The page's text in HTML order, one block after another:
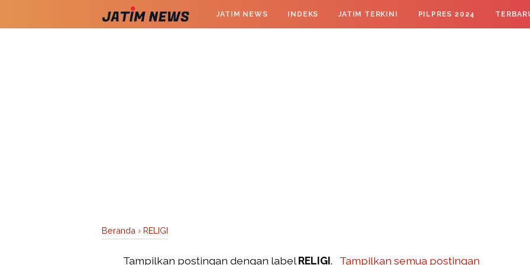
JATIM NEWS INDEKS JATIM TERKINI PILPRES 2024
Beranda › RELIGI
Tampilkan postingan dengan labelRELIGI. Tampilkan semua postingan